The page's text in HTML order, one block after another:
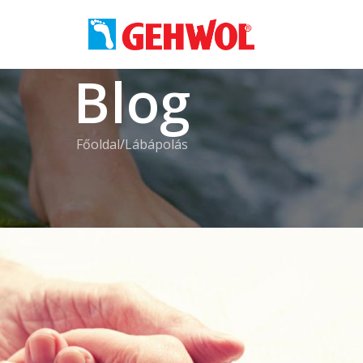
Blog
Főoldal Lábápolás
lábak megőrzéséhez
Krisztina